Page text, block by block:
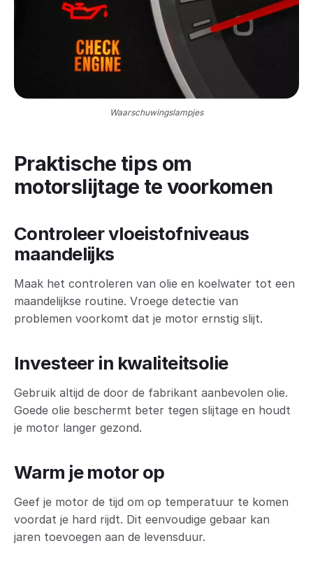
Waarschuwingslampjes
Praktische tips om
motorslijtage te voorkomen
Controleer vloeistofniveaus
maandelijks
Maak het controleren van olie en koelwater tot een
maandelijkse routine. Vroege detectie van
problemen voorkomt dat je motor ernstig slijt.
Investeer in kwaliteitsolie
Gebruik altijd de door de fabrikant aanbevolen olie.
Goede olie beschermt beter tegen slijtage en houdt
je motor langer gezond.
Warm je motor op
Geef je motor de tijd om op temperatuur te komen
voordat je hard rijdt. Dit eenvoudige gebaar kan
jaren toevoegen aan de levensduur.